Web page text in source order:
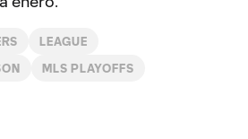
LEAGUE
MLS PLAYOFFS